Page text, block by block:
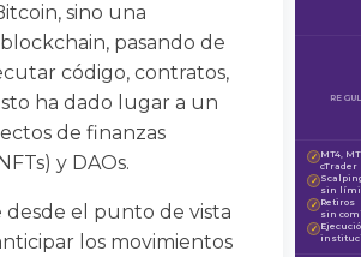
sino una
pasando de
código, contratos,
ha dado lugar a un
de finanzas
y DAOs.
el punto de vista
los movimientos
✓ MT4,
cTrader
✓
sin
✓ Retiros
sin
✓